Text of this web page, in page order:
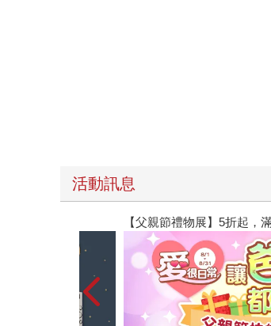
活動訊息
【父親節禮物展】5折起，滿888